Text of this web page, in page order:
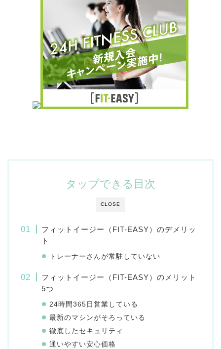
CLOSE
タップできる目次
フィットイージー（FIT-EASY）のデメリッ
ト
トレーナーさんが常駐していない
フィットイージー（FIT-EASY）のメリット
5つ
24時間365日営業している
最新のマシンがそろっている
徹底したセキュリティ
通いやすい安心価格